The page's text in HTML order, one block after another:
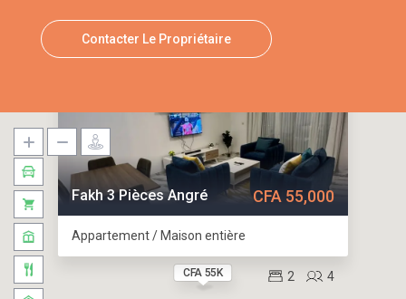
Contacter Le Propriétaire
CFA 55K
Fakh 3 Pièces Angré
Appartement / Maison entière
4
2
CFA 55,000